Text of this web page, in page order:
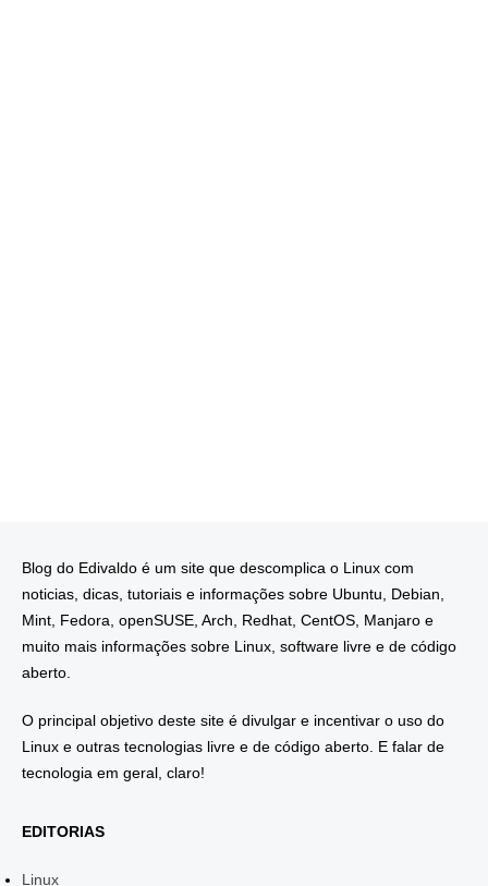
Blog do Edivaldo é um site que descomplica o Linux com
noticias, dicas, tutoriais e informações sobre Ubuntu, Debian,
Mint, Fedora, openSUSE, Arch, Redhat, CentOS, Manjaro e
muito mais informações sobre Linux, software livre e de código
aberto.
O principal objetivo deste site é divulgar e incentivar o uso do
Linux e outras tecnologias livre e de código aberto. E falar de
tecnologia em geral, claro!
EDITORIAS
Linux